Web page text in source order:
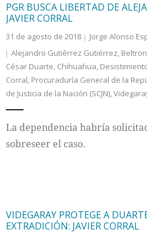
PGR BUSCA LIBERTAD DE
JAVIER CORRAL
31 de agosto de 2018 Jorge Alonso
Alejandro Gutiérrez Gutiérrez,
César Duarte, Chihuahua,
Corral, Procuraduría General de la
de Justicia de la Nación (SCJN),
La dependencia habría
sobreseer el caso.
VIDEGARAY PROTEGE A
EXTRADICIÓN: JAVIER CORRAL